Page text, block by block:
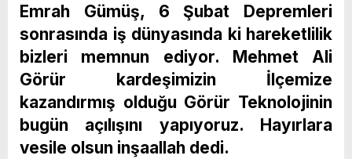
Emrah Gümüş, 6 Şubat Depremleri
sonrasında iş dünyasında ki hareketlilik
bizleri memnun ediyor. Mehmet Ali
Görür kardeşimizin İlçemize
kazandırmış olduğu Görür Teknolojinin
bugün açılışını yapıyoruz. Hayırlara
vesile olsun inşaallah dedi.